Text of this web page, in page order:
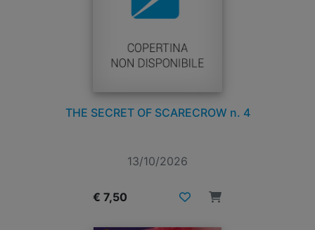
THE SECRET OF SCARECROW n. 4
13/10/2026
€ 7,50